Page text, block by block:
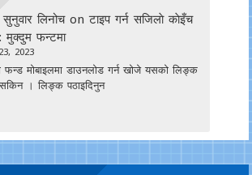
लिनोचonटाइप गर्न सजिलाे काेइँच
मुक्दुम फन्टमा
2023
फन्ड मोबाइलमा डाउनल‍ोड गर्न खोजे यसको लिङ्क
। लिङ्क पठाइदिनुन